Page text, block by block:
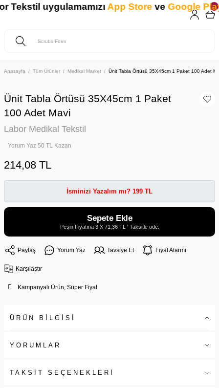
Anasayfa Tüm Ürünler Medikal Market Ünit Tabla Örtüsü 35X45cm 1 Paket 100 Adet
Ünit Tabla Örtüsü 35X45cm 1 Paket
100 Adet Mavi
Labor Medikal Tekstil
Yorum Yaz 50 TL Kazan
214,08 TL
İsminizi Yazalım mı? 199 TL
Sepete Ekle
Peşin Fiyatına 3 X 71,36 TL ' Taksitle öde.
Paylaş Yorum Yaz Tavsiye Et Fiyat Alarmı
Karşılaştır
Kampanyalı Ürün, Süper Fiyat
ÜRÜN BİLGİSİ
YORUMLAR
TAKSİT SEÇENEKLERİ
uygulamamızıApp Storeve Google Play